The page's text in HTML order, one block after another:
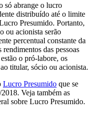
só abrange o lucro
distribuído até o limite
Presumido. Portanto,
ou acionista serão
percentual constante da
das pessoas
o pró-labore, os
titular, sócio ou acionista.
Lucro Presumido que se
Veja também as
sobre Lucro Presumido.